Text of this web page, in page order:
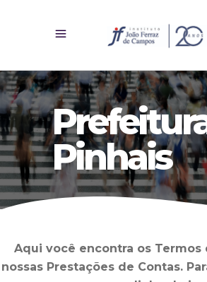
Pinhais
Aqui você encontra os Termos
nossas Prestações de Contas.